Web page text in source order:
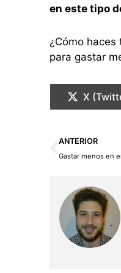
en este tipo
¿Cómo
para gastar
X
Ant
ANTERIOR
Gastar menos en